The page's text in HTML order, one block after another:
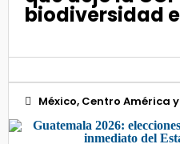
biodiversidad
México, Centro América